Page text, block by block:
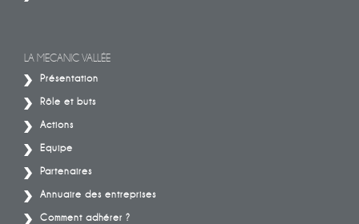
LA MECANIC VALLÉE
Présentation
Rôle et buts
Actions
Equipe
Partenaires
Annuaire des entreprises
Comment adhérer ?